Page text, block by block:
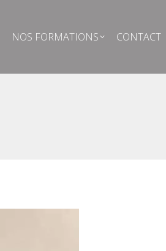
NOS FORMATIONS CONTACT
NOS FORMATIONS CONTACT